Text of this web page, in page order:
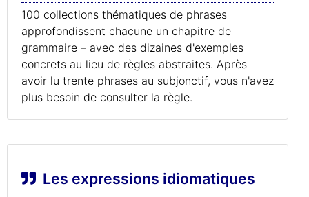
100 collections thématiques de phrases
approfondissent chacune un chapitre de
grammaire – avec des dizaines d'exemples
concrets au lieu de règles abstraites. Après
avoir lu trente phrases au subjonctif, vous n'avez
plus besoin de consulter la règle.
Les expressions idiomatiques